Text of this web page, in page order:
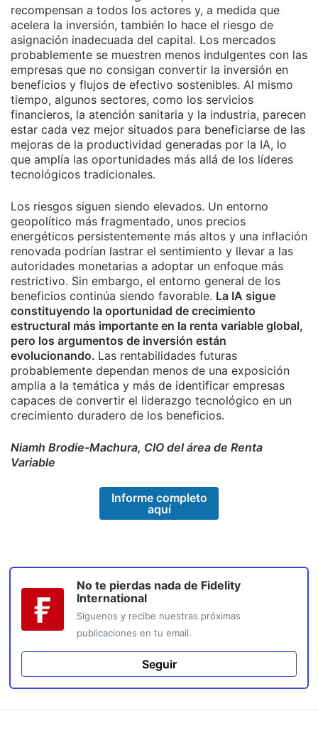
recompensan a todos los actores y, a medida que
acelera la inversión, también lo hace el riesgo de
asignación inadecuada del capital. Los mercados
probablemente se muestren menos indulgentes con las
empresas que no consigan convertir la inversión en
beneficios y flujos de efectivo sostenibles. Al mismo
tiempo, algunos sectores, como los servicios
financieros, la atención sanitaria y la industria, parecen
estar cada vez mejor situados para beneficiarse de las
mejoras de la productividad generadas por la IA, lo
que amplía las oportunidades más allá de los líderes
tecnológicos tradicionales.
Los riesgos siguen siendo elevados. Un entorno
geopolítico más fragmentado, unos precios
energéticos persistentemente más altos y una inflación
renovada podrían lastrar el sentimiento y llevar a las
autoridades monetarias a adoptar un enfoque más
restrictivo. Sin embargo, el entorno general de los
beneficios continúa siendo favorable. La IA sigue
constituyendo la oportunidad de crecimiento
estructural más importante en la renta variable global,
pero los argumentos de inversión están
evolucionando. Las rentabilidades futuras
probablemente dependan menos de una exposición
amplia a la temática y más de identificar empresas
capaces de convertir el liderazgo tecnológico en un
crecimiento duradero de los beneficios.
Niamh Brodie-Machura, CIO del área de Renta
Variable
Informe completo
aquí
No te pierdas nada de Fidelity
International
Síguenos y recibe nuestras próximas
publicaciones en tu email.
Seguir